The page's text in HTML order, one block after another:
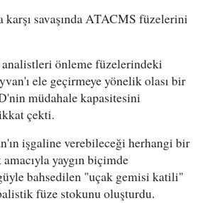
karşı savaşında ATACMS füzelerini
önleme füzelerindeki
ele geçirmeye yönelik olası bir
müdahale kapasitesini
çekti.
işgaline verebileceği herhangi bir
amacıyla yaygın biçimde
bahsedilen "uçak gemisi katili"
füze stokunu oluşturdu.